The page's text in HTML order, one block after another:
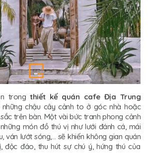
trongthiết kế quán cafe Địa Trung
chậu cây cảnh to ở góc nhà hoặc
trên bàn. Một vài bức tranh phong cảnh
món đồ thú vị như lưới đánh cá, mái
ván lướt sóng,… sẽ khiến không gian quán
độc đáo, thu hút sự chú ý, hứng thú của